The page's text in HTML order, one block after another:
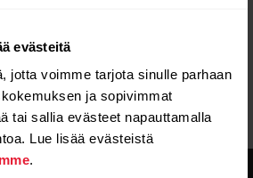
evästeitä
jotta voimme tarjota sinulle parhaan
ja sopivimmat
tai sallia evästeet napauttamalla
Lue lisää evästeistä
.